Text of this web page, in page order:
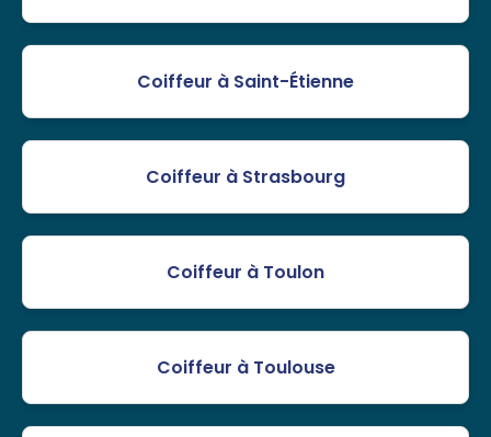
Coiffeur à Saint-Étienne
Coiffeur à Strasbourg
Coiffeur à Toulon
Coiffeur à Toulouse